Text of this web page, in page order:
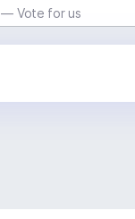
— Vote for us